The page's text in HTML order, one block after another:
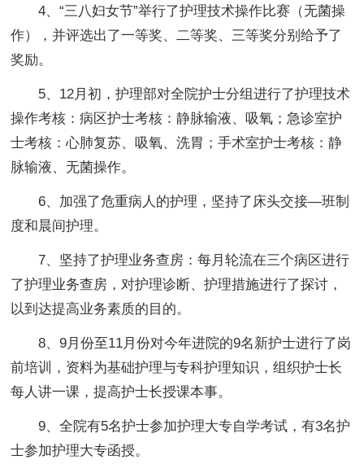
4、“三八妇女节”举行了护理技术操作比赛（无菌操
作），并评选出了一等奖、二等奖、三等奖分别给予了
奖励。
5、12月初，护理部对全院护士分组进行了护理技术
操作考核：病区护士考核：静脉输液、吸氧；急诊室护
士考核：心肺复苏、吸氧、洗胃；手术室护士考核：静
脉输液、无菌操作。
6、加强了危重病人的护理，坚持了床头交接—班制
度和晨间护理。
7、坚持了护理业务查房：每月轮流在三个病区进行
了护理业务查房，对护理诊断、护理措施进行了探讨，
以到达提高业务素质的目的。
8、9月份至11月份对今年进院的9名新护士进行了岗
前培训，资料为基础护理与专科护理知识，组织护士长
每人讲一课，提高护士长授课本事。
9、全院有5名护士参加护理大专自学考试，有3名护
士参加护理大专函授。